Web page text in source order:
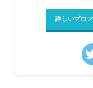
詳しいプロ